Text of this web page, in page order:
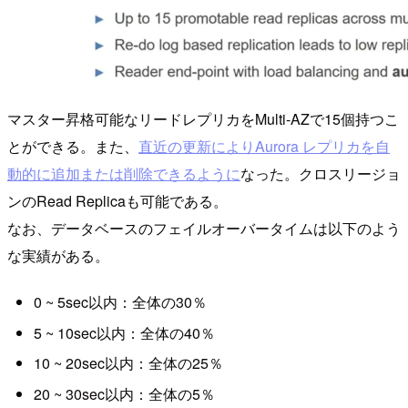
マスター昇格可能なリードレプリカをMulti-AZで15個持つこ
とができる。また、 直近の更新によりAurora レプリカを自
動的に追加または削除できるようになった。クロスリージョ
ンのRead Replicaも可能である。
なお、データベースのフェイルオーバータイムは以下のよう
な実績がある。
0 ~ 5sec以内：全体の30％
5 ~ 10sec以内：全体の40％
10 ~ 20sec以内：全体の25％
20 ~ 30sec以内：全体の5％